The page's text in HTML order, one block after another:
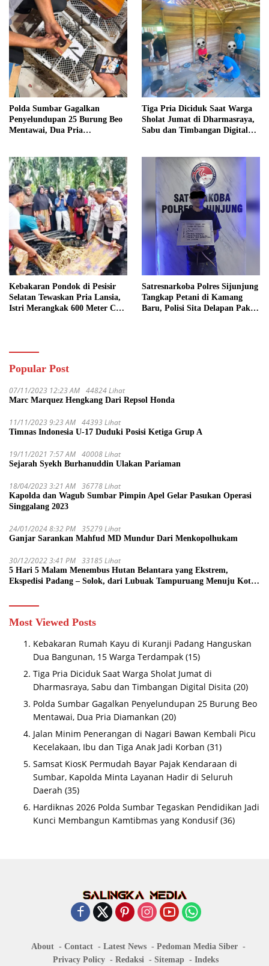
Polda Sumbar Gagalkan
Penyelundupan 25 Burung Beo
Mentawai, Dua Pria
Tiga Pria Diciduk Saat Warga
Sholat Jumat di Dharmasraya,
Sabu dan Timbangan Digital
Kebakaran Pondok di Pesisir
Selatan Tewaskan Pria Lansia,
Istri Merangkak 600 Meter Cari
Satresnarkoba Polres Sijunjung
Tangkap Petani di Kamang
Baru, Polisi Sita Delapan Paket
Popular Post
07/11/2023 12:23 AM 44824 Lihat
Marc Marquez Hengkang Dari Repsol Honda
11/11/2023 9:23 AM 44393 Lihat
Timnas Indonesia U-17 Duduki Posisi Ketiga Grup A
19/11/2021 7:57 AM 40008 Lihat
Sejarah Syekh Burhanuddin Ulakan Pariaman
18/04/2023 3:21 AM 36778 Lihat
Kapolda dan Wagub Sumbar Pimpin Apel Gelar Pasukan Operasi
Singgalang 2023
24/01/2024 8:32 PM 35279 Lihat
Ganjar Sarankan Mahfud MD Mundur Dari Menkopolhukam
30/12/2022 3:41 PM 33185 Lihat
5 Hari 5 Malam Menembus Hutan Belantara yang Ekstrem,
Ekspedisi Padang – Solok, dari Lubuak Tampuruang Menuju Koto
Most Viewed Posts
Kebakaran Rumah Kayu di Kuranji Padang Hanguskan
Dua Bangunan, 15 Warga Terdampak (15)
Tiga Pria Diciduk Saat Warga Sholat Jumat di
Dharmasraya, Sabu dan Timbangan Digital Disita (20)
Polda Sumbar Gagalkan Penyelundupan 25 Burung Beo
Mentawai, Dua Pria Diamankan (20)
Jalan Minim Penerangan di Nagari Bawan Kembali Picu
Kecelakaan, Ibu dan Tiga Anak Jadi Korban (31)
Samsat KiosK Permudah Bayar Pajak Kendaraan di
Sumbar, Kapolda Minta Layanan Hadir di Seluruh
Daerah (35)
Hardiknas 2026 Polda Sumbar Tegaskan Pendidikan Jadi
Kunci Membangun Kamtibmas yang Kondusif (36)
About Contact Latest News
Pedoman Media Siber
Privacy Policy
Redaksi Sitemap Indeks